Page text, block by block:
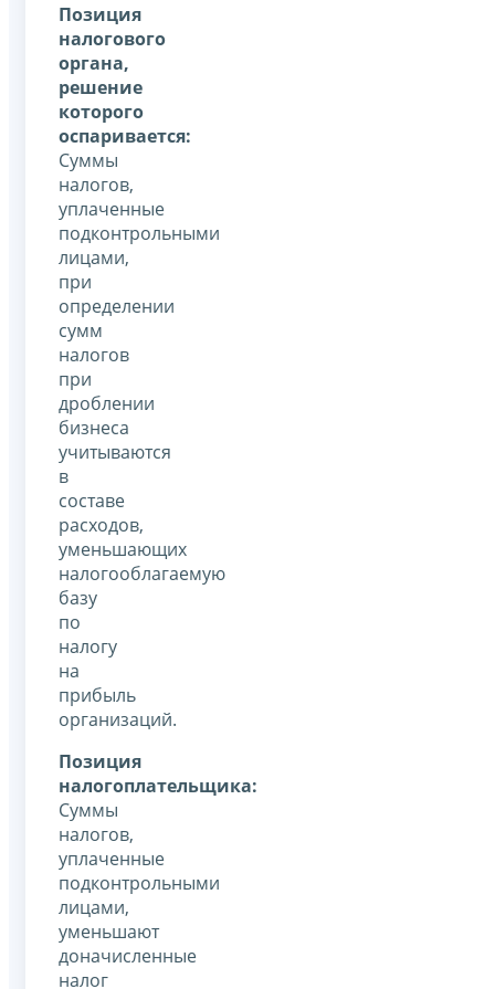
Позиция
налогового
органа,
решение
которого
оспаривается:
Суммы
налогов,
уплаченные
подконтрольными
лицами,
при
определении
сумм
налогов
при
дроблении
бизнеса
учитываются
в
составе
расходов,
уменьшающих
налогооблагаемую
базу
по
налогу
на
прибыль
организаций.
Позиция
налогоплательщика:
Суммы
налогов,
уплаченные
подконтрольными
лицами,
уменьшают
доначисленные
налог